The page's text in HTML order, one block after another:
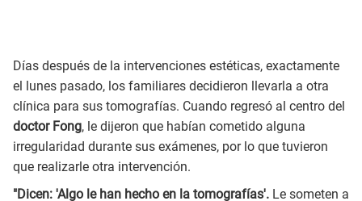
Días después de la intervenciones estéticas, exactamente
el lunes pasado, los familiares decidieron llevarla a otra
clínica para sus tomografías. Cuando regresó al centro del
doctor Fong, le dijeron que habían cometido alguna
irregularidad durante sus exámenes, por lo que tuvieron
que realizarle otra intervención.
"Dicen: 'Algo le han hecho en la tomografías'. Le someten a